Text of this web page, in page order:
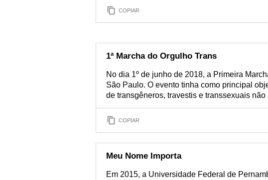
COPIAR
1ª Marcha do Orgulho Trans
No dia 1º de junho de 2018, a Primeira
São Paulo. O evento tinha como principal
de transgêneros, travestis e transsexuais
COPIAR
Meu Nome Importa
Em 2015, a Universidade Federal de